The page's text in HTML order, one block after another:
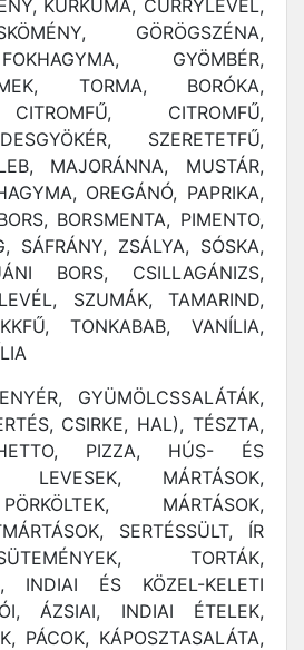
KURKUMA, CURRYLEVÉL,
GÖRÖGSZÉNA,
GYÖMBÉR,
TORMA, BORÓKA,
CITROMFŰ,
SZERETETFŰ,
MAJORÁNNA, MUSTÁR,
OREGÁNÓ, PAPRIKA,
BORSMENTA, PIMENTO,
SÁFRÁNY, ZSÁLYA, SÓSKA,
BORS, CSILLAGÁNIZS,
SZUMÁK, TAMARIND,
TONKABAB, VANÍLIA,
GYÜMÖLCSSALÁTÁK,
CSIRKE, HAL), TÉSZTA,
PIZZA, HÚS- ÉS
LEVESEK, MÁRTÁSOK,
MÁRTÁSOK,
SERTÉSSÜLT, ÍR
TORTÁK,
INDIAI ÉS KÖZEL-KELETI
ÁZSIAI, INDIAI ÉTELEK,
PÁCOK, KÁPOSZTASALÁTA,